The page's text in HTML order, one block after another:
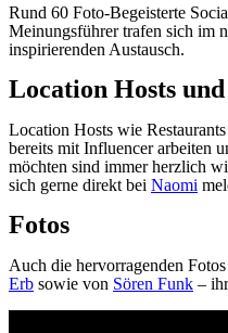
Rund 60 Foto-Begeisterte
Meinungsführer trafen sich im
inspirierenden Austausch.
Location Hosts
Location Hosts wie
bereits mit Influencer arbeiten
möchten sind immer herzlich
sich gerne direkt bei Naomi
Fotos
Auch die hervorragenden
Erb sowie von Sören Funk –